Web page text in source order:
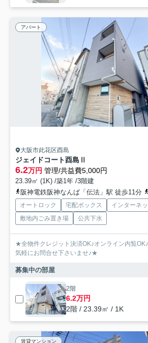
アパート
大阪市此花区酉島
ジェイドコート酉島Ⅱ
6.2万円 管理/共益費5,000円
23.39㎡ (1K) /築1年 /3階建
阪神電鉄阪神なんば「伝法」駅 徒歩11分
オートロック 宅配ボックス
インターネ
敷地内ごみ置き場
公共下水
★全物件クレジット決済OK♪オンライン内覧
気軽にお問合せ下さいませ♪★
募集中の部屋
2階
6.2万円
2階 / 23.39㎡ / 1K
賃貸マンション